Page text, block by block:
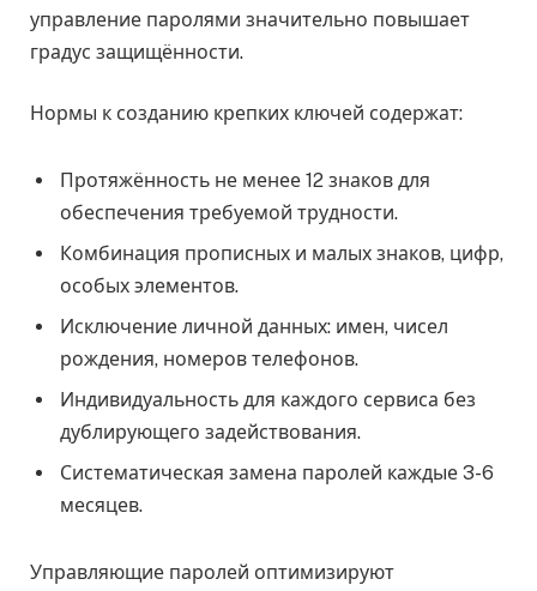
управление паролями значительно повышает
градус защищённости.
Нормы к созданию крепких ключей содержат:
Протяжённость не менее 12 знаков для
обеспечения требуемой трудности.
Комбинация прописных и малых знаков, цифр,
особых элементов.
Исключение личной данных: имен, чисел
рождения, номеров телефонов.
Индивидуальность для каждого сервиса без
дублирующего задействования.
Систематическая замена паролей каждые 3-6
месяцев.
Управляющие паролей оптимизируют